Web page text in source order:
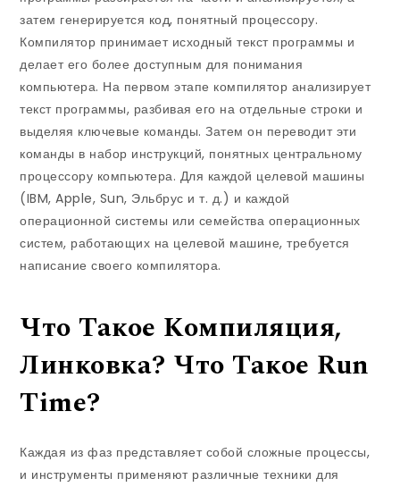
затем генерируется код, понятный процессору.
Компилятор принимает исходный текст программы и
делает его более доступным для понимания
компьютера. На первом этапе компилятор анализирует
текст программы, разбивая его на отдельные строки и
выделяя ключевые команды. Затем он переводит эти
команды в набор инструкций, понятных центральному
процессору компьютера. Для каждой целевой машины
(IBM, Apple, Sun, Эльбрус и т. д.) и каждой
операционной системы или семейства операционных
систем, работающих на целевой машине, требуется
написание своего компилятора.
Что Такое Компиляция,
Линковка? Что Такое Run
Time?
Каждая из фаз представляет собой сложные процессы,
и инструменты применяют различные техники для